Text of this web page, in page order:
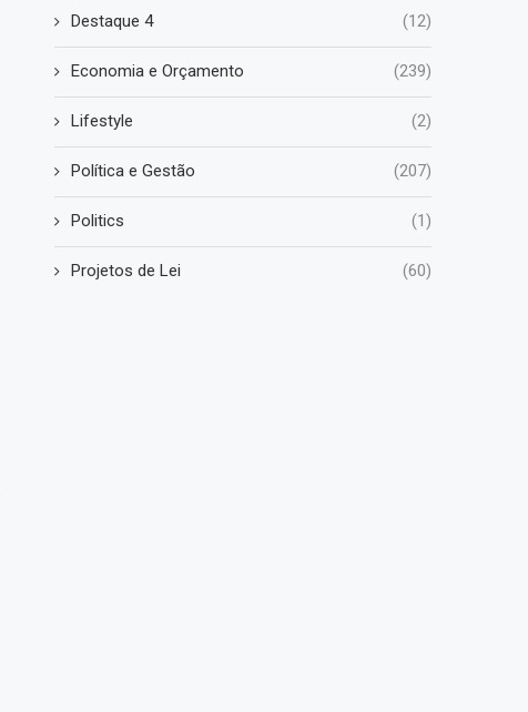
Destaque 4 (12)
Economia e Orçamento (239)
Lifestyle (2)
Política e Gestão (207)
Politics (1)
Projetos de Lei (60)